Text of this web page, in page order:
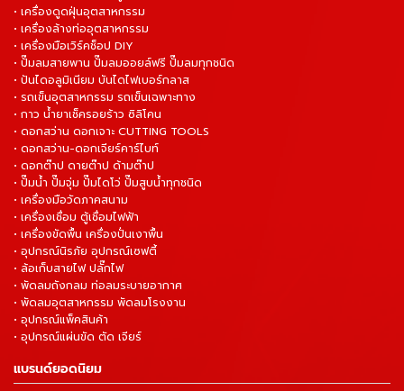
• เครื่องดูดฝุ่นอุตสาหกรรม
• เครื่องล้างท่ออุตสาหกรรม
• เครื่องมือเวิร์คช็อป DIY
• ปั๊มลมสายพาน ปั๊มลมออยล์ฟรี ปั๊มลมทุกชนิด
• ปันไดอลูมิเนียม บันไดไฟเบอร์กลาส
• รถเข็นอุตสาหกรรม รถเข็นเฉพาะทาง
• กาว น้ำยาเช็ครอยร้าว ซิลิโคน
• ดอกสว่าน ดอกเจาะ CUTTING TOOLS
• ดอกสว่าน-ดอกเจียร์คาร์ไบท์
• ดอกต๊าป ดายต๊าป ด้ามต๊าป
• ปั๊มน้ำ ปั๊มจุ่ม ปั๊มไดโว่ ปั๊มสูบน้ำทุกชนิด
• เครื่องมือวัดภาคสนาม
• เครื่องเชื่อม ตู้เชื่อมไฟฟ้า
• เครื่องขัดพื้น เครื่องปั่นเงาพื้น
• อุปกรณ์นิรภัย อุปกรณ์เซฟตี้
• ล้อเก็บสายไฟ ปลั๊กไฟ
• พัดลมถังกลม ท่อลมระบายอากาศ
• พัดลมอุตสาหกรรม พัดลมโรงงาน
• อุปกรณ์แพ็คสินค้า
• อุปกรณ์แผ่นขัด ตัด เจียร์
แบรนด์ยอดนิยม